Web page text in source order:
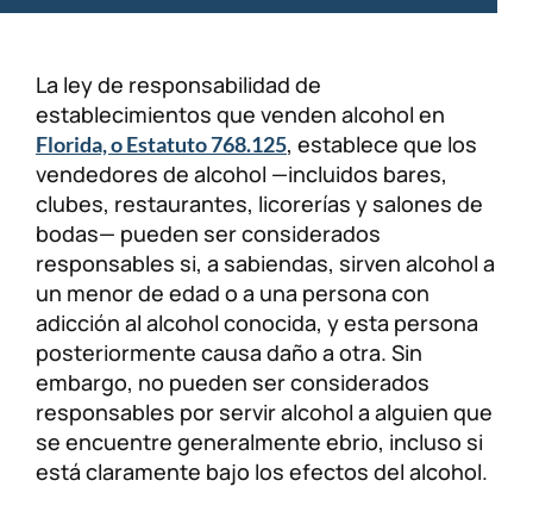
La ley de responsabilidad de
establecimientos que venden alcohol en
Florida, o Estatuto 768.125, establece que los
vendedores de alcohol —incluidos bares,
clubes, restaurantes, licorerías y salones de
bodas— pueden ser considerados
responsables si, a sabiendas, sirven alcohol a
un menor de edad o a una persona con
adicción al alcohol conocida, y esta persona
posteriormente causa daño a otra. Sin
embargo, no pueden ser considerados
responsables por servir alcohol a alguien que
se encuentre generalmente ebrio, incluso si
está claramente bajo los efectos del alcohol.